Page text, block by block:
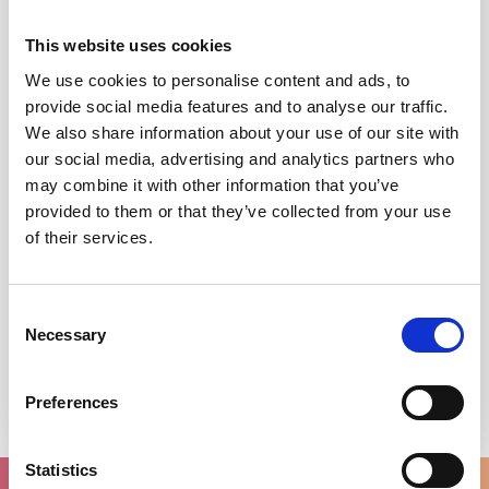
This website uses cookies
We use cookies to personalise content and ads, to
provide social media features and to analyse our traffic.
We also share information about your use of our site with
our social media, advertising and analytics partners who
may combine it with other information that you’ve
provided to them or that they’ve collected from your use
of their services.
Selection
Necessary
Preferences
Statistics